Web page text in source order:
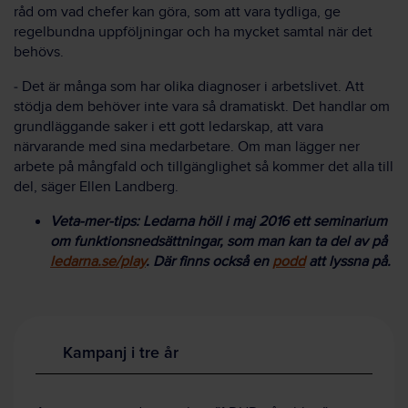
råd om vad chefer kan göra, som att vara tydliga, ge
regelbundna uppföljningar och ha mycket samtal när det
behövs.
‒ Det är många som har olika diagnoser i arbetslivet. Att
stödja dem behöver inte vara så dramatiskt. Det handlar om
grundläggande saker i ett gott ledarskap, att vara
närvarande med sina medarbetare. Om man lägger ner
arbete på mångfald och tillgänglighet så kommer det alla till
del, säger Ellen Landberg.
Veta-mer-tips: Ledarna höll i maj 2016 ett seminarium
om funktionsnedsättningar, som man kan ta del av på
ledarna.se/play. Där finns också en poddatt lyssna på.
Kampanj i tre år